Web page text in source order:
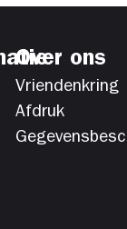
Over ons
Vriendenkring
Afdruk